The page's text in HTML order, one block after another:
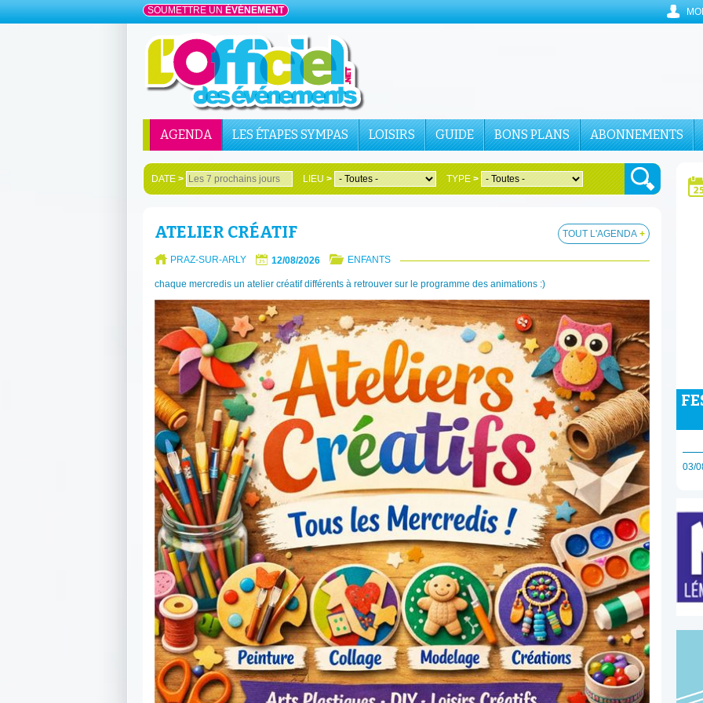
SOUMETTRE UN ÉVÉNEMENT
AGENDA LES ÉTAPES SYMPAS LOISIRS GUIDE BONS PLANS ABONNEMENTS
DATE> LIEU> TYPE>
ATELIER CRÉATIF TOUT L'AGENDA +
PRAZ-SUR-ARLY 12/08/2026 ENFANTS
chaque mercredis un atelier créatif différents à retrouver sur le programme des animations :)
03/